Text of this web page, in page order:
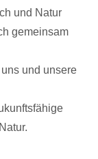
und Natur
gemeinsam
und unsere